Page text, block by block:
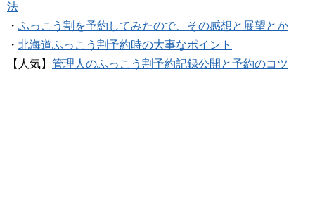
法
・ ふっこう割を予約してみたので、その感想と展望とか
・ 北海道ふっこう割予約時の大事なポイント
【人気】 管理人のふっこう割予約記録公開と予約のコツ